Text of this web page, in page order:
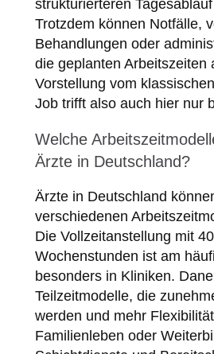
strukturierteren
Trotzdem können Notfälle,
Behandlungen oder
die geplanten Arbeitszeiten
Vorstellung vom
Job trifft also auch hier nur
Welche
Ärzte in Deutschland?
Ärzte in Deutschland
verschiedenen
Die Vollzeitanstellung mit
Wochenstunden ist am
besonders in Kliniken.
Teilzeitmodelle, die
werden und mehr
Familienleben oder